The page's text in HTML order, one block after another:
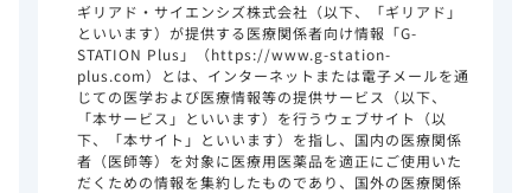
ギリアド・サイエンシズ株式会社（以下、「ギリアド」
といいます）が提供する医療関係者向け情報「G-
STATION Plus」（https://www.g-station-
plus.com）とは、インターネットまたは電子メールを通
じての医学および医療情報等の提供サービス（以下、
「本サービス」といいます）を行うウェブサイト（以
下、「本サイト」といいます）を指し、国内の医療関係
者（医師等）を対象に医療用医薬品を適正にご使用いた
だくための情報を集約したものであり、国外の医療関係